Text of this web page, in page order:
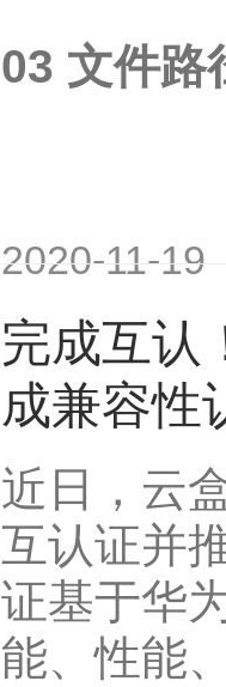
03 文件路
2020-11-19
完成互认
成兼容性
近日，云
互认证并
证基于华
能、性能